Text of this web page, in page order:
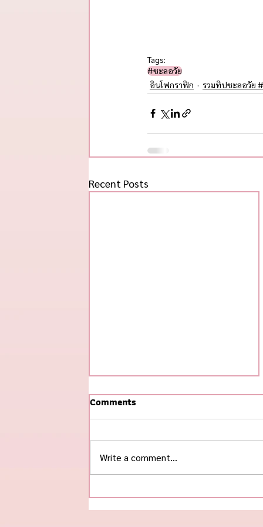
Tags:
#ชะลอวัย​
อินโฟกราฟิก
รวมทิปชะลอวัย
Recent Posts
Comments
Write a comment...